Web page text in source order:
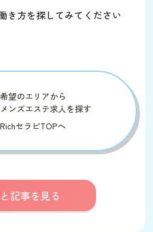
き方を探してみてください
希望のエリアから
メンズエステ求人を探す
RichセラピTOPへ
記事を見る